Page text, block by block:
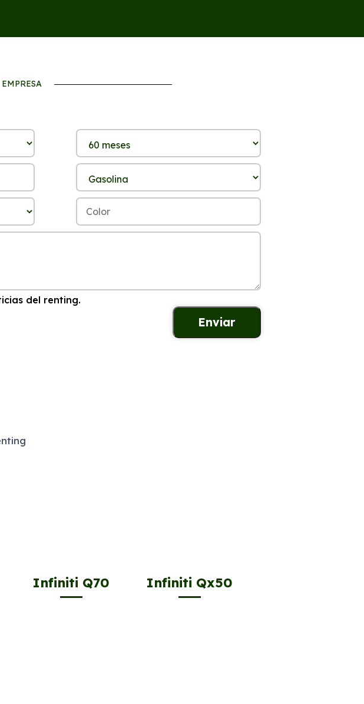
EMPRESA
del renting.
Infiniti Q70 Infiniti Qx50